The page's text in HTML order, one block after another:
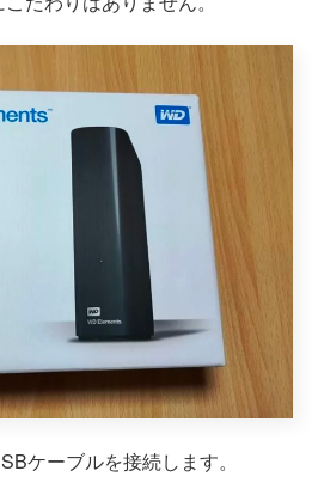
ケーブルを接続します。